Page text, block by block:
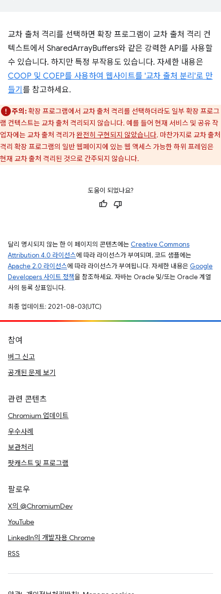
교차 출처 격리를 선택하면 확장 프로그램이 교차 출처 격리 컨
텍스트에서 SharedArrayBuffers와 같은 강력한 API를 사용할
수 있습니다. 하지만 특정 부작용도 있습니다. 자세한 내용은
COOP 및 COEP를 사용하여 웹사이트를 '교차 출처 분리'로 만
들기 를 참고하세요.
주의:확장 프로그램에서 교차 출처 격리를 선택하더라도 일부 확장 프로그
램 컨텍스트는 교차 출처 격리되지 않습니다. 예를 들어 현재 서비스 및 공유 작
업자에는 교차 출처 격리가완전히 구현되지 않았습니다. 마찬가지로 교차 출처
격리 확장 프로그램의 일반 웹페이지에 있는 웹 액세스 가능한 하위 프레임은
현재 교차 출처 격리된 것으로 간주되지 않습니다.
도움이 되었나요?
달리 명시되지 않는 한 이 페이지의 콘텐츠에는 Creative Commons
Attribution 4.0 라이선스에 따라 라이선스가 부여되며, 코드 샘플에는
Apache 2.0 라이선스에 따라 라이선스가 부여됩니다. 자세한 내용은 Google
Developers 사이트 정책을 참조하세요. 자바는 Oracle 및/또는 Oracle 계열
사의 등록 상표입니다.
최종 업데이트: 2021-08-03(UTC)
참여
버그 신고
공개된 문제 보기
관련 콘텐츠
Chromium 업데이트
우수사례
보관처리
팟캐스트 및 프로그램
팔로우
X의 @ChromiumDev
YouTube
LinkedIn의 개발자용 Chrome
RSS